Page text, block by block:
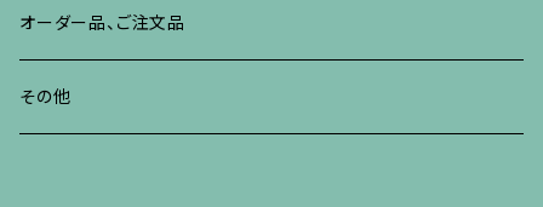
リング
リング
ブレスレット、バングル
ネックレス、ペンダント
リング
オーダー品、ご注文品
その他